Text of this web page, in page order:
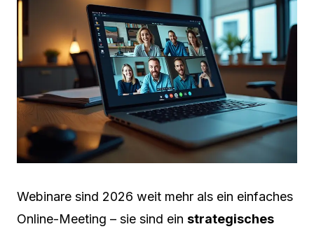
Webinare sind 2026 weit mehr als ein einfaches
Online-Meeting – sie sind ein strategisches